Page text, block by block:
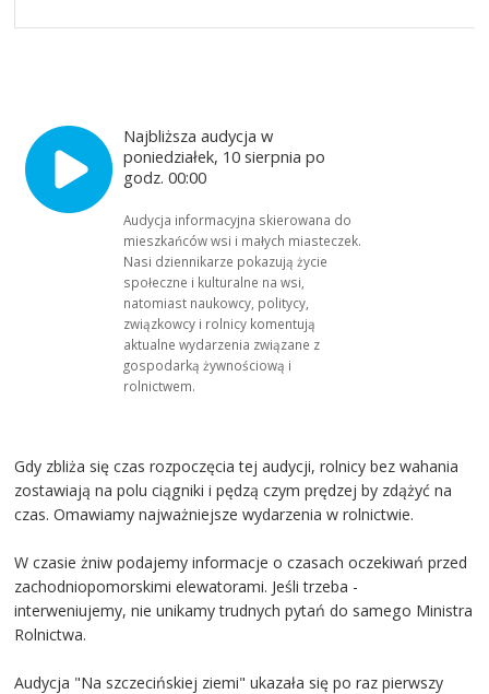
Najbliższa audycja w
poniedziałek, 10 sierpnia po
godz. 00:00
Audycja informacyjna skierowana do
mieszkańców wsi i małych miasteczek.
Nasi dziennikarze pokazują życie
społeczne i kulturalne na wsi,
natomiast naukowcy, politycy,
związkowcy i rolnicy komentują
aktualne wydarzenia związane z
gospodarką żywnościową i
rolnictwem.
Gdy zbliża się czas rozpoczęcia tej audycji, rolnicy bez wahania
zostawiają na polu ciągniki i pędzą czym prędzej by zdążyć na
czas. Omawiamy najważniejsze wydarzenia w rolnictwie.
W czasie żniw podajemy informacje o czasach oczekiwań przed
zachodniopomorskimi elewatorami. Jeśli trzeba -
interweniujemy, nie unikamy trudnych pytań do samego Ministra
Rolnictwa.
Audycja "Na szczecińskiej ziemi" ukazała się po raz pierwszy